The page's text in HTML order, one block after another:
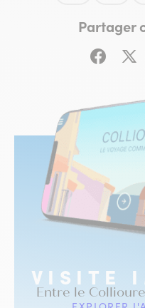
Partager
Partager
VISITE
Entre le